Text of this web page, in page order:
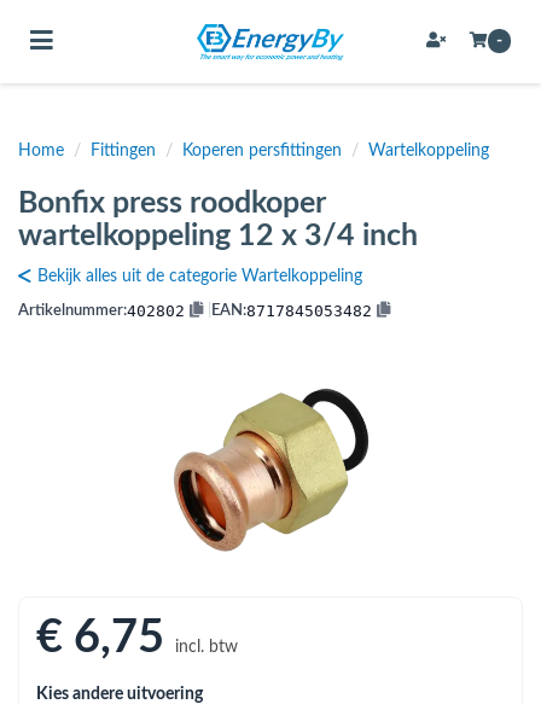
(Bevestigingsmateriaal / schroeven)
(Buffervaten, hygiene boilers & boilervaten)
(Buizen & leidingen)
(Expansievaten)
(Hemelwaterafvoer & riolering)
(Installatiemateriaal)
(Rookkanalen)
Toggle navigation -
Home / Fittingen / Koperen persfittingen / Wartelkoppeling
Bonfix press roodkoper
wartelkoppeling 12 x 3/4 inch
Bekijk alles uit de categorie Wartelkoppeling
Artikelnummer:402802 EAN:8717845053482
€ 6,75 incl. btw
Kies andere uitvoering